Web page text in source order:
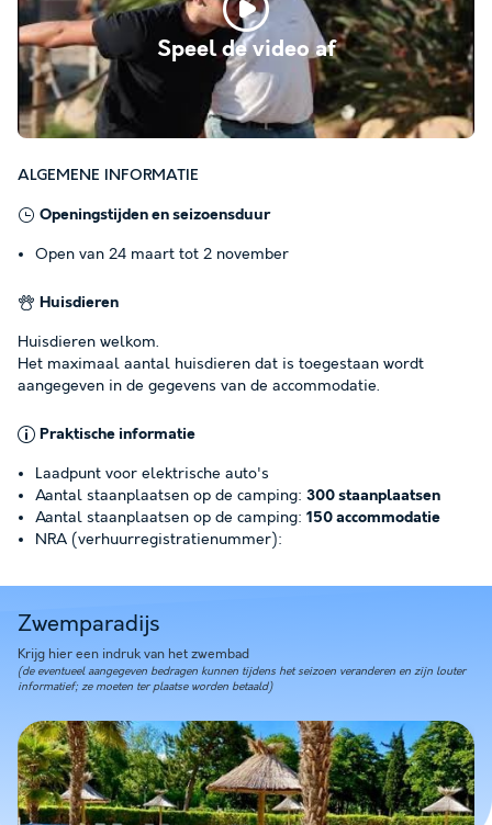
Speel de video af
ALGEMENE INFORMATIE
Openingstijden en seizoensduur
Open van 24 maart tot 2 november
Huisdieren
Huisdieren welkom.
Het maximaal aantal huisdieren dat is toegestaan wordt
aangegeven in de gegevens van de accommodatie.
Praktische informatie
Laadpunt voor elektrische auto's
Aantal staanplaatsen op de camping: 300 staanplaatsen
Aantal staanplaatsen op de camping: 150 accommodatie
NRA (verhuurregistratienummer):
Zwemparadijs
Krijg hier een indruk van het zwembad
(de eventueel aangegeven bedragen kunnen tijdens het seizoen veranderen en zijn louter
informatief; ze moeten ter plaatse worden betaald)